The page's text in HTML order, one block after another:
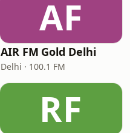
AF
AIR FM Gold Delhi
Delhi · 100.1 FM
RF